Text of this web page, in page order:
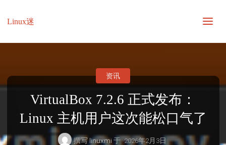
Linux迷
VirtualBox 7.2.6 正式发布：
Linux 主机用户这次能松口气了
撰写 linuxmi 于 2026年2月3日
资讯